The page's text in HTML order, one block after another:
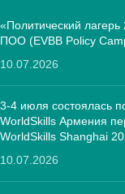
«Политический
ПОО (EVBB Policy
10.07.2026
3-4 июля состоялась
WorldSkills Армения
WorldSkills Shanghai
10.07.2026